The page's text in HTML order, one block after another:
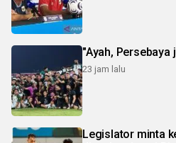
"Ayah, Persebaya
23 jam lalu
Legislator minta